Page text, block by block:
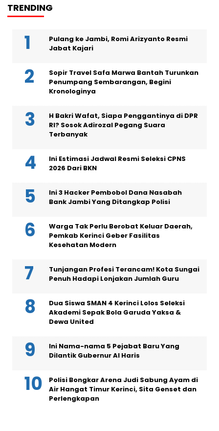
TRENDING
Pulang ke Jambi, Romi Arizyanto Resmi
Jabat Kajari
Sopir Travel Safa Marwa Bantah Turunkan
Penumpang Sembarangan, Begini
Kronologinya
H Bakri Wafat, Siapa Penggantinya di DPR
RI? Sosok Adirozal Pegang Suara
Terbanyak
Ini Estimasi Jadwal Resmi Seleksi CPNS
2026 Dari BKN
Ini 3 Hacker Pembobol Dana Nasabah
Bank Jambi Yang Ditangkap Polisi
Warga Tak Perlu Berobat Keluar Daerah,
Pemkab Kerinci Geber Fasilitas
Kesehatan Modern
Tunjangan Profesi Terancam! Kota Sungai
Penuh Hadapi Lonjakan Jumlah Guru
Dua Siswa SMAN 4 Kerinci Lolos Seleksi
Akademi Sepak Bola Garuda Yaksa &
Dewa United
Ini Nama-nama 5 Pejabat Baru Yang
Dilantik Gubernur Al Haris
Polisi Bongkar Arena Judi Sabung Ayam di
Air Hangat Timur Kerinci, Sita Genset dan
Perlengkapan